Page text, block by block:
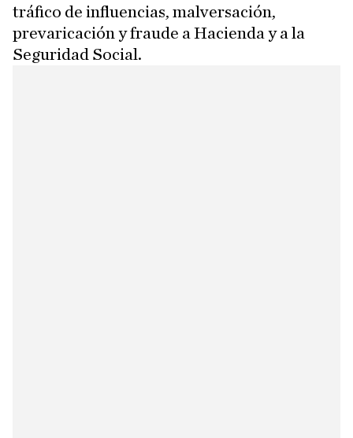
tráfico de influencias, malversación,
prevaricación y fraude a Hacienda y a la
Seguridad Social.